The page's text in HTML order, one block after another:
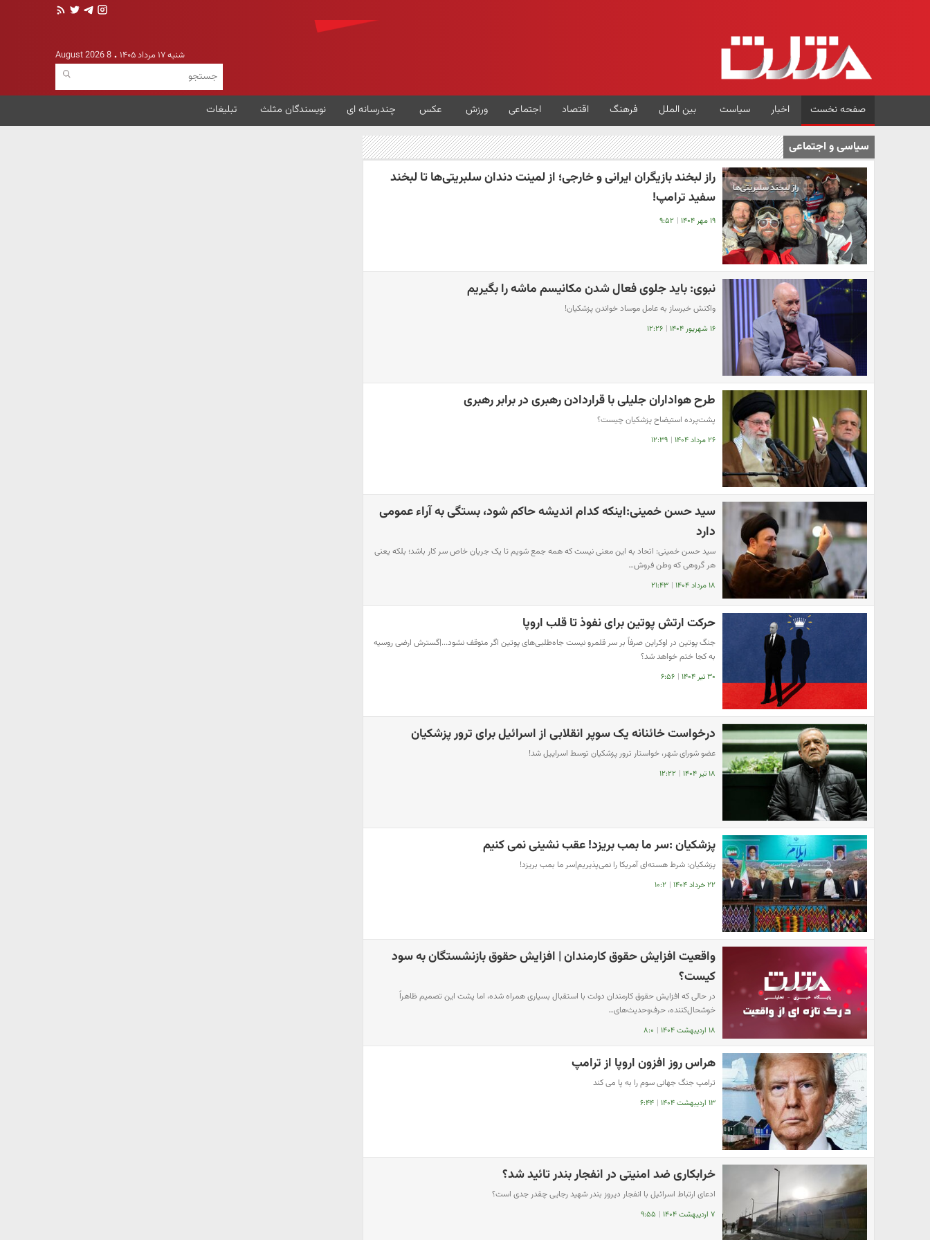
شنبه ۱۷ مرداد ۱۴۰۵ 8 August 2026
صفحه نخست اخبار سیاست بین الملل فرهنگ اقتصاد اجتماعی ورزش عکس چندرسانه ای نویسندگان مثلث تبلیغات
سیاسی و اجتماعی
راز لبخند بازیگران ایرانی و خارجی؛ از لمینت دندان سلبریتی‌ها تا لبخند
سفید ترامپ!
۱۹ مهر ۱۴۰۴ | ۹:۵۲
نبوی: باید جلوی فعال شدن مکانیسم ماشه را بگیریم
واکنش خبرساز به عامل موساد خواندن پزشکیان!
۱۶ شهریور ۱۴۰۴ | ۱۲:۲۶
طرح هواداران جلیلی با قراردادن رهبری در برابر رهبری
پشت‌پرده استیضاح پزشکیان چیست؟
۲۶ مرداد ۱۴۰۴ | ۱۲:۳۹
سید حسن خمینی:اینکه کدام اندیشه حاکم شود، بستگی به آراء عمومی
دارد
سید حسن خمینی: اتحاد به این معنی نیست که همه جمع شویم تا یک جریان خاص سر کار باشد؛ بلکه یعنی
هر گروهی که وطن فروش…
۱۸ مرداد ۱۴۰۴ | ۲۱:۴۳
حرکت ارتش پوتین برای نفوذ تا قلب اروپا
جنگ پوتین در اوکراین صرفاً بر سر قلمرو نیست جاه‌طلبی‌های پوتین اگر متوقف نشود...|گسترش ارضی روسیه
به کجا ختم خواهد شد؟
۳۰ تیر ۱۴۰۴ | ۶:۵۶
درخواست خائنانه یک سوپر انقلابی از اسرائیل برای ترور پزشکیان
عضو شورای شهر، خواستار ترور پزشکیان توسط اسراییل شد!
۱۸ تیر ۱۴۰۴ | ۱۲:۲۲
پزشکیان :سر ما بمب بریزد! عقب نشینی نمی کنیم
پزشکیان: شرط هسته‌ا‌ی آمریکا را نمی‌پذیریم|سر ما بمب بریزد!
۲۲ خرداد ۱۴۰۴ | ۱۰:۲
واقعیت افزایش حقوق کارمندان | افزایش حقوق بازنشستگان به سود
کیست؟
در حالی که افزایش حقوق کارمندان دولت با استقبال بسیاری همراه شده، اما پشت این تصمیم ظاهراً
خوشحال‌کننده، حرف‌وحدیث‌های…
۱۸ اردیبهشت ۱۴۰۴ | ۸:۰
هراس روز افزون اروپا از ترامپ
ترامپ جنگ جهانی سوم را به پا می کند
۱۳ اردیبهشت ۱۴۰۴ | ۶:۴۴
خرابکاری ضد امنیتی در انفجار بندر تائید شد؟
ادعای ارتباط اسرائیل با انفجار دیروز بندر شهید رجایی چقدر جدی است؟
۷ اردیبهشت ۱۴۰۴ | ۹:۵۵